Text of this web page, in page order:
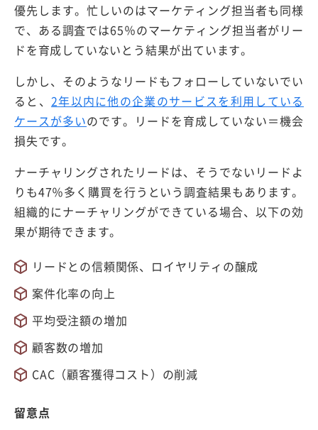
優先します。忙しいのはマーケティング担当者も同様
で、ある調査では65％のマーケティング担当者がリー
ドを育成していないとう結果が出ています。
しかし、そのようなリードもフォローしていないでい
ると、 2年以内に他の企業のサービスを利用している
ケースが多いのです。リードを育成していない＝機会
損失です。
ナーチャリングされたリードは、そうでないリードよ
りも47％多く購買を行うという調査結果もあります。
組織的にナーチャリングができている場合、以下の効
果が期待できます。
リードとの信頼関係、ロイヤリティの醸成
案件化率の向上
平均受注額の増加
顧客数の増加
CAC（顧客獲得コスト）の削減
留意点